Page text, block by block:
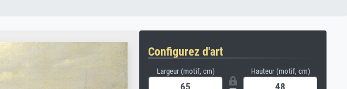
Configurez d'art
Largeur (motif, cm) Hauteur (motif, cm)